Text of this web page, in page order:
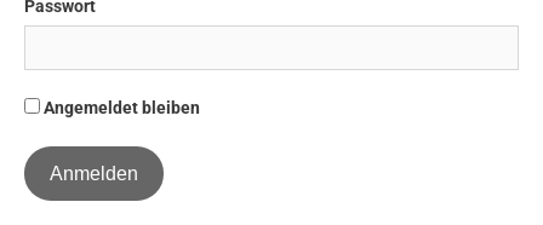
Passwort
Angemeldet bleiben